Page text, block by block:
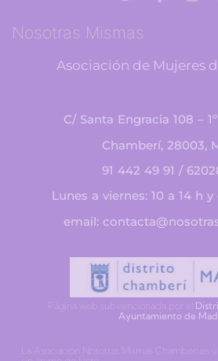
Nosotras Mismas
Asociación de Mujeres
C/ Santa Engracia 108 –
Chamberí, 28003,
91 442 49 91 /
Lunes a viernes: 10 a 14 h y
email:
Página web subvencionada por el
Ayuntamiento de
La Asociación Nosotras Mismas Chamberí es